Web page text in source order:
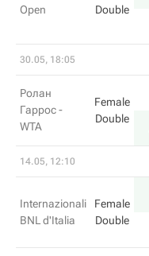
Open
Double
30.05, 18:05
Ролан
Гаррос -
WTA
Female
Double
14.05, 12:10
Internazionali
BNL d'Italia
Female
Double